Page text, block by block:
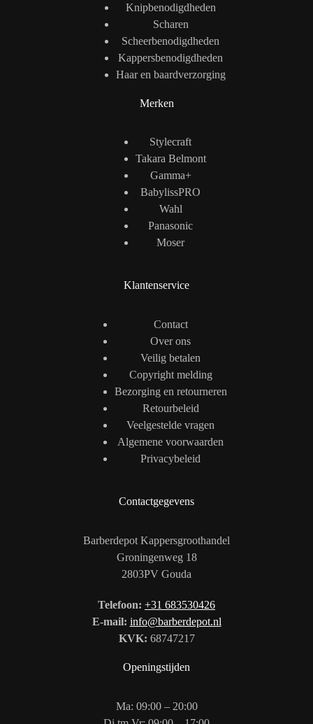
Knipbenodigdheden
Scharen
Scheerbenodigdheden
Kappersbenodigdheden
Haar en baardverzorging
Merken
Stylecraft
Takara Belmont
Gamma+
BabylissPRO
Wahl
Panasonic
Moser
Klantenservice
Contact
Over ons
Veilig betalen
Copyright melding
Bezorging en retourneren
Retourbeleid
Veelgestelde vragen
Algemene voorwaarden
Privacybeleid
Contactgegevens
Barberdepot Kappersgroothandel
Groningenweg 18
2803PV Gouda
Telefoon: +31 683530426
E-mail: info@barberdepot.nl
KVK: 68747217
Openingstijden
Ma: 09:00 – 20:00